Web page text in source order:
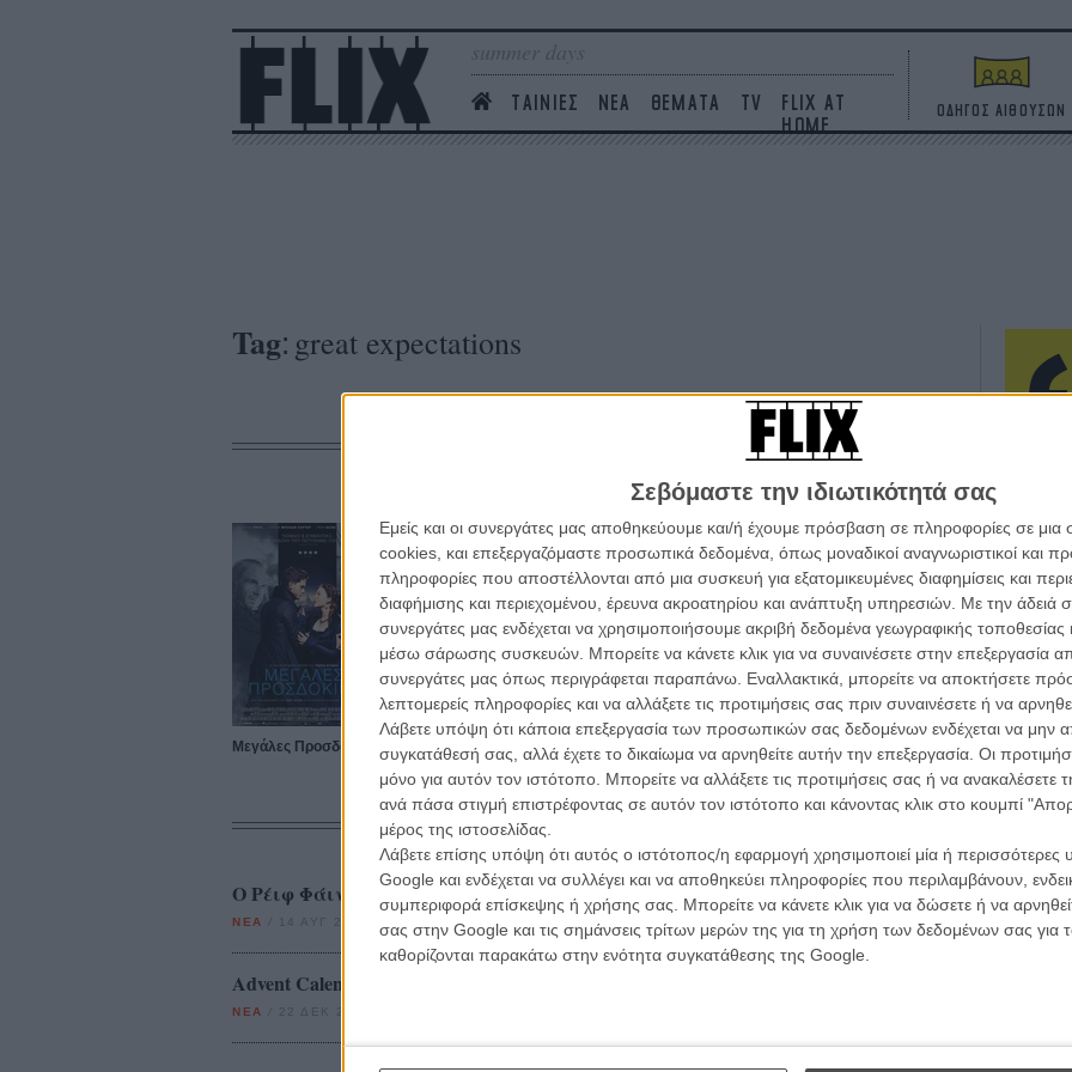
Σεβόμαστε την ιδιωτικότητά σας
Εμείς και οι συνεργάτες μας αποθηκεύουμε και/ή έχουμε πρόσβαση σε πληροφορίες σε
cookies, και επεξεργαζόμαστε προσωπικά δεδομένα, όπως μοναδικοί αναγνωριστικοί και
πληροφορίες που αποστέλλονται από μια συσκευή για εξατομικευμένες διαφημίσεις και
διαφήμισης και περιεχομένου, έρευνα ακροατηρίου και ανάπτυξη υπηρεσιών. Με την άδειά
συνεργάτες μας ενδέχεται να χρησιμοποιήσουμε ακριβή δεδομένα γεωγραφικής τοποθεσίας
μέσω σάρωσης συσκευών. Μπορείτε να κάνετε κλικ για να συναινέσετε στην επεξεργασία
συνεργάτες μας όπως περιγράφεται παραπάνω. Εναλλακτικά, μπορείτε να αποκτήσετε
λεπτομερείς πληροφορίες και να αλλάξετε τις προτιμήσεις σας πριν συναινέσετε ή να
Λάβετε υπόψη ότι κάποια επεξεργασία των προσωπικών σας δεδομένων ενδέχεται να μην
συγκατάθεσή σας, αλλά έχετε το δικαίωμα να αρνηθείτε αυτήν την επεξεργασία. Οι
μόνο για αυτόν τον ιστότοπο. Μπορείτε να αλλάξετε τις προτιμήσεις σας ή να ανακαλέσετε
ανά πάσα στιγμή επιστρέφοντας σε αυτόν τον ιστότοπο και κάνοντας κλικ στο κουμπί
μέρος της ιστοσελίδας.
Λάβετε επίσης υπόψη ότι αυτός ο ιστότοπος/η εφαρμογή χρησιμοποιεί μία ή περισσότερες
Google και ενδέχεται να συλλέγει και να αποθηκεύει πληροφορίες που περιλαμβάνουν,
συμπεριφορά επίσκεψης ή χρήσης σας. Μπορείτε να κάνετε κλικ για να δώσετε ή να
σας στην Google και τις σημάνσεις τρίτων μερών της για τη χρήση των δεδομένων σας
καθορίζονται παρακάτω στην ενότητα συγκατάθεσης της Google.
summer days
ΤΑΙΝΙΕΣ ΝΕΑ ΘΕΜΑΤΑ TV
FLIX AT
HOME
ΟΔΗΓΟΣ ΑΙΘΟΥΣΩΝ
Tag: great expectations
Μεγάλες Προσδοκίες
ΑΡΘΡΑ
Ο Ρέιφ Φάινς και η Ελενα Μπόναμ Κάρτερ έχουν… «Μεγάλες Προσδοκίες»!
ΝΕΑ 14 ΑΥΓ 2012 Λήδα Γαλανού
Advent Calendar: 22 Δεκεμβρίου 2015
ΝΕΑ 22 ΔΕΚ 2015
Βιμ
Η
σε
ένα
Θέλω